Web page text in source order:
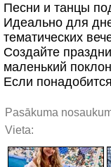
Песни и танцы
Идеально для
тематических
Создайте
маленький
Если
Pasākuma
Vieta: